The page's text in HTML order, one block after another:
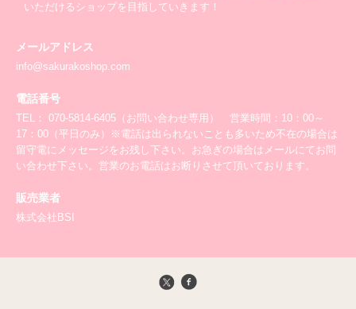
いただけるショップを目指していきます！
メールアドレス
info@sakurakoshop.com
電話番号
TEL： 070-5814-6405（お問い合わせ専用） 営業時間：10：00～
17：00（平日のみ）※電話は出られないことも多いため不在の場合は
留守電にメッセージをお残し下さい。お急ぎの場合はメールにてお問
い合わせ下さい。営業のお電話はお断りさせて頂いております。
販売業者
株式会社BSI